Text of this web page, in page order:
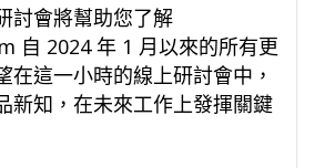
討會將幫助您了解
自 2024 年 1 月以來的所有更
在這一小時的線上研討會中，
新知，在未來工作上發揮關鍵